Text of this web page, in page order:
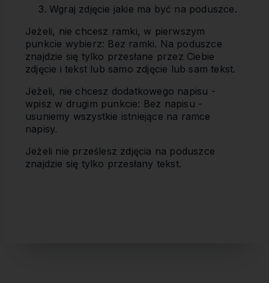
Wgraj zdjęcie jakie ma być na poduszce.
Jeżeli, nie chcesz ramki, w pierwszym
punkcie wybierz: Bez ramki. Na poduszce
znajdzie się tylko przesłane przez Ciebie
zdjęcie i tekst lub samo zdjęcie lub sam tekst.
Jeżeli, nie chcesz dodatkowego napisu -
wpisz w drugim punkcie: Bez napisu -
usuniemy wszystkie istniejące na ramce
napisy.
Jeżeli nie prześlesz zdjęcia na poduszce
znajdzie się tylko przesłany tekst.